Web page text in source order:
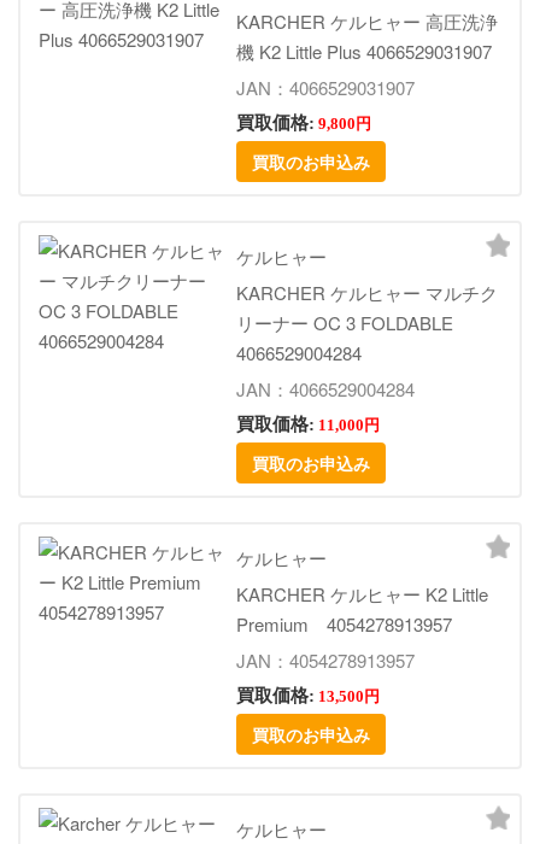
KARCHER ケルヒャー 高圧洗浄
機 K2 Little Plus 4066529031907
JAN：4066529031907
買取価格: 9,800円
買取のお申込み
ケルヒャー
KARCHER ケルヒャー マルチク
リーナー OC 3 FOLDABLE
4066529004284
JAN：4066529004284
買取価格: 11,000円
買取のお申込み
ケルヒャー
KARCHER ケルヒャー K2 Little
Premium 4054278913957
JAN：4054278913957
買取価格: 13,500円
買取のお申込み
ケルヒャー